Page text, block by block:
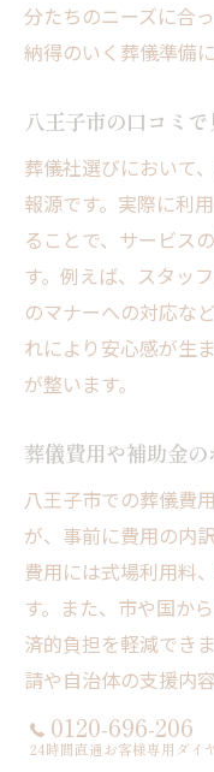
分たちのニーズに合
納得のいく葬儀準備
八王子市の口コミ
葬儀社選びにおいて
報源です。実際に利
ることで、サービス
す。例えば、スタッ
のマナーへの対応な
れにより安心感が生
が整います。
葬儀費用や補助金
八王子市での葬儀費
が、事前に費用の内
費用には式場利用料
す。また、市や国か
済的負担を軽減でき
請や自治体の支援内
ることがポイントです
0120-696-206
24時間直通お客様専用ダイ